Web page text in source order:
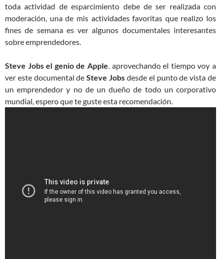
toda actividad de esparcimiento debe de ser realizada con
moderación, una de mis actividades favoritas que realizo los
fines de semana es ver algunos documentales interesantes
sobre emprendedores.
Steve Jobs el genio de Apple. aprovechando el tiempo voy a
ver este documental deSteve Jobs desde el punto de vista de
un emprendedor y no de un dueño de todo un corporativo
mundial, espero que te guste esta recomendación.